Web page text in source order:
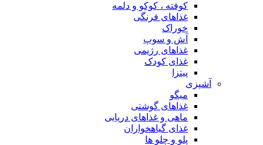
کوفته ، کوکو و دلمه
غذاهای فرنگی
خوراک
آش و سوپ
غذاهای رژیمی
غذای کودک
پیتزا
آشپزی
میگو
غذاهای گوشتی
ماهی و غذاهای دریایی
غذای گیاهخواران
پلو و چلو ها